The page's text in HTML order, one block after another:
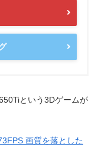
という3Dゲームが
画質を落とした